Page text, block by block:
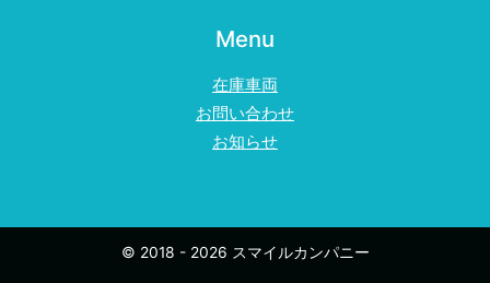
Menu
在庫車両
お問い合わせ
お知らせ
© 2018 - 2026 スマイルカンパニー